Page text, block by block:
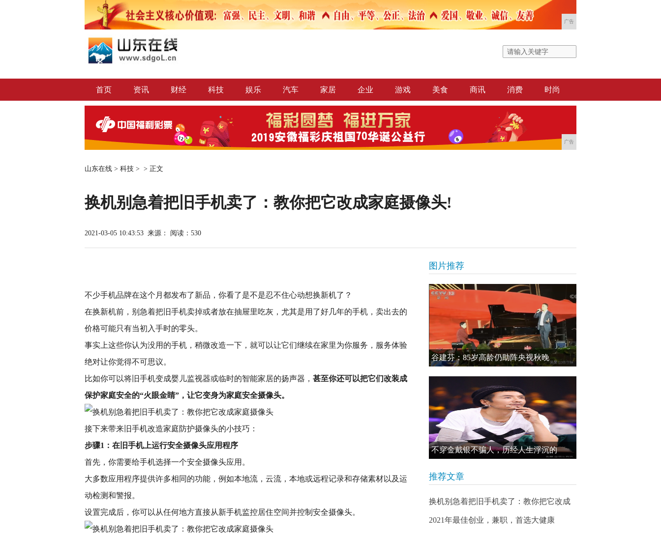
广告
首页 资讯 财经 科技 娱乐 汽车 家居 企业 游戏 美食 商讯 消费 时尚
广告
山东在线 > 科技 > > 正文
换机别急着把旧手机卖了：教你把它改成家庭摄像头!
2021-03-05 10:43:53 来源： 阅读：530
不少手机品牌在这个月都发布了新品，你看了是不是忍不住心动想换新机了？
在换新机前，别急着把旧手机卖掉或者放在抽屉里吃灰，尤其是用了好几年的手机，卖出去的
价格可能只有当初入手时的零头。
事实上这些你认为没用的手机，稍微改造一下，就可以让它们继续在家里为你服务，服务体验
绝对让你觉得不可思议。
比如你可以将旧手机变成婴儿监视器或临时的智能家居的扬声器， 甚至你还可以把它们改装成
保护家庭安全的“火眼金睛”，让它变身为家庭安全摄像头。
接下来带来旧手机改造家庭防护摄像头的小技巧：
步骤1：在旧手机上运行安全摄像头应用程序
首先，你需要给手机选择一个安全摄像头应用。
大多数应用程序提供许多相同的功能，例如本地流，云流，本地或远程记录和存储素材以及运
动检测和警报。
设置完成后，你可以从任何地方直接从新手机监控居住空间并控制安全摄像头。
图片推荐
谷建芬：85岁高龄仍助阵央视秋晚
不穿金戴银不骗人，历经人生浮沉的
推荐文章
换机别急着把旧手机卖了：教你把它改成
2021年最佳创业，兼职，首选大健康